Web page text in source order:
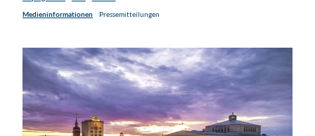
Medieninformationen
Pressemitteilungen